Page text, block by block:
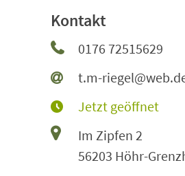
Kontakt
0176 72515629
t.m-
Jetzt geöffnet
Im Zipfen 2
56203 Höhr-